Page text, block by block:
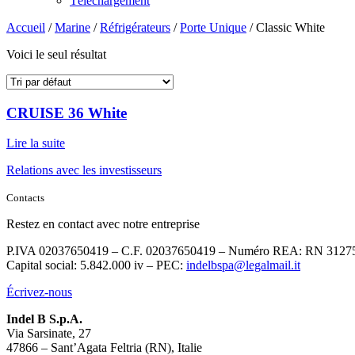
Accueil /Marine /Réfrigérateurs /Porte Unique / Classic White
Voici le seul résultat
CRUISE 36 White
Lire la suite
Relations avec les investisseurs
Contacts
Restez en contact avec notre entreprise
P.IVA 02037650419 – C.F. 02037650419 – Numéro REA: RN
Capital social: 5.842.000 iv – PEC: indelbspa@legalmail.it
Écrivez-nous
Indel B S.p.A.
Via Sarsinate, 27
47866 – Sant’Agata Feltria (RN), Italie